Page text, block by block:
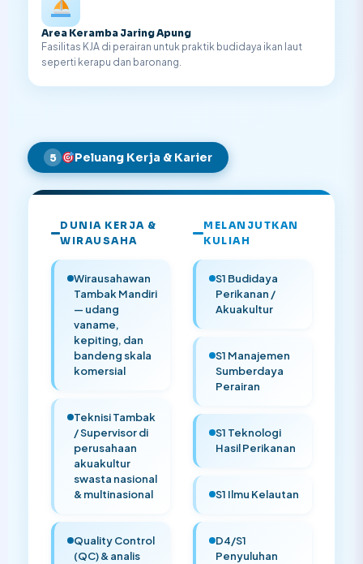
Area Keramba Jaring Apung
Fasilitas KJA di perairan untuk praktik budidaya ikan laut
seperti kerapu dan baronang.
5 Peluang Kerja & Karier
DUNIA KERJA &
WIRAUSAHA
Wirausahawan
Tambak Mandiri
— udang
vaname,
kepiting, dan
bandeng skala
komersial
Teknisi Tambak
/ Supervisor di
perusahaan
akuakultur
swasta nasional
& multinasional
Quality Control
(QC) & analis
MELANJUTKAN
KULIAH
S1 Budidaya
Perikanan /
Akuakultur
S1 Manajemen
Sumberdaya
Perairan
S1 Teknologi
Hasil Perikanan
S1 Ilmu Kelautan
D4/S1
Penyuluhan